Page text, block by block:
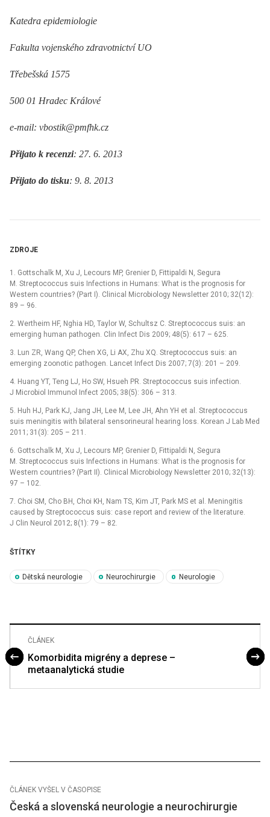
Katedra epidemiologie
Fakulta vojenského zdravotnictví UO
Třebešská 1575
500 01 Hradec Králové
e-mail: vbostik@pmfhk.cz
Přijato k recenzi: 27. 6. 2013
Přijato do tisku: 9. 8. 2013
ZDROJE
1. Gottschalk M, Xu J, Lecours MP, Grenier D, Fittipaldi N, Segura
M. Streptococcus suis Infections in Humans: What is the prognosis for
Western countries? (Part I). Clinical Microbio­logy Newsletter 2010; 32(12):
89 –⁠ 96.
2. Wertheim HF, Nghia HD, Taylor W, Schultsz C. Streptococcus suis: an
emerging human pathogen. Clin Infect Dis 2009; 48(5): 617 –⁠ 625.
3. Lun ZR, Wang QP, Chen XG, Li AX, Zhu XQ. Streptococcus suis: an
emerging zoonotic pathogen. Lancet Infect Dis 2007; 7(3): 201 –⁠ 209.
4. Huang YT, Teng LJ, Ho SW, Hsueh PR. Streptococcus suis infection.
J Microbio­l Immunol Infect 2005; 38(5): 306 –⁠ 313.
5. Huh HJ, Park KJ, Jang JH, Lee M, Lee JH, Ahn YH et al. Streptococcus
suis meningitis with bilateral sensorineural hearing loss. Korean J Lab Med
2011; 31(3): 205 –⁠ 211.
6. Gottschalk M, Xu J, Lecours MP, Grenier D, Fittipaldi N, Segura
M. Streptococcus suis Infections in Humans: What is the prognosis for
Western countries? (Part II). Clinical Microbio­logy Newsletter 2010; 32(13):
97 –⁠ 102.
7. Choi SM, Cho BH, Choi KH, Nam TS, Kim JT, Park MS et al. Meningitis
caused by Streptococcus suis: case report and review of the literature.
J Clin Neurol 2012; 8(1): 79 –⁠ 82.
ŠTÍTKY
Dětská neurologie Neurochirurgie Neurologie
ČLÁNEK
Komorbidita migrény a deprese –
metaanalytická studie
ČLÁNEK VYŠEL V ČASOPISE
Česká a slovenská neurologie a neurochirurgie